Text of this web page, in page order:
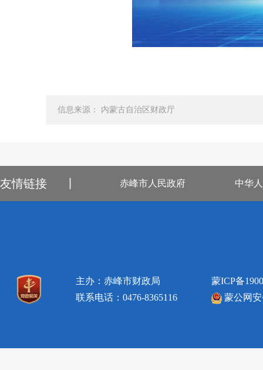
信息来源： 内蒙古自治区财政厅
友情链接 赤峰市人民政府 中华
主办：赤峰市财政局
联系电话：0476-8365116
蒙ICP备
蒙公网安